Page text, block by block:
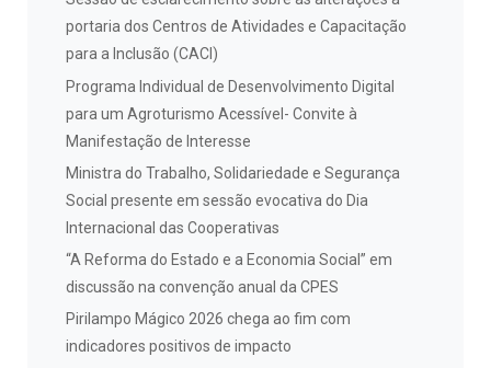
portaria dos Centros de Atividades e Capacitação
para a Inclusão (CACI)
Programa Individual de Desenvolvimento Digital
para um Agroturismo Acessível- Convite à
Manifestação de Interesse
Ministra do Trabalho, Solidariedade e Segurança
Social presente em sessão evocativa do Dia
Internacional das Cooperativas
“A Reforma do Estado e a Economia Social” em
discussão na convenção anual da CPES
Pirilampo Mágico 2026 chega ao fim com
indicadores positivos de impacto